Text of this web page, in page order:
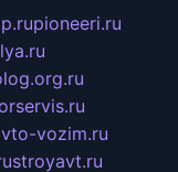
pioneeri.ru
vozim.ru
stroyavt.ru